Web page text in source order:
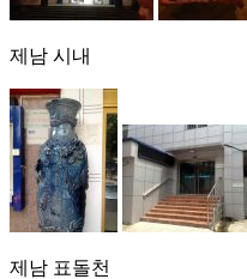
제남 시내
제남 표돌천